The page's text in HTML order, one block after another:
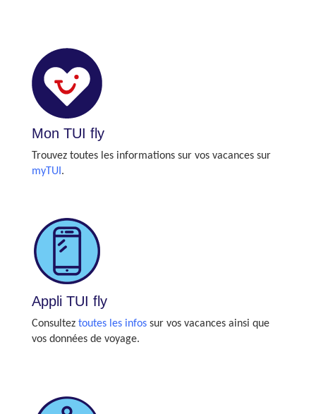
Mon TUI fly
Trouvez toutes les informations sur vos vacances sur
myTUI .
Appli TUI fly
Consultez toutes les infos sur vos vacances ainsi que
vos données de voyage.